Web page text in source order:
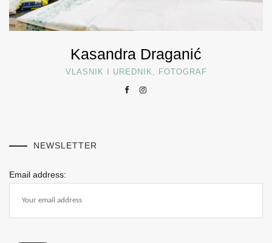
Kasandra Draganić
VLASNIK I UREDNIK, FOTOGRAF
NEWSLETTER
Email address: